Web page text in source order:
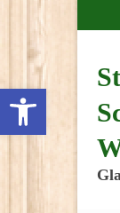
Werkzeugleiste öffnen